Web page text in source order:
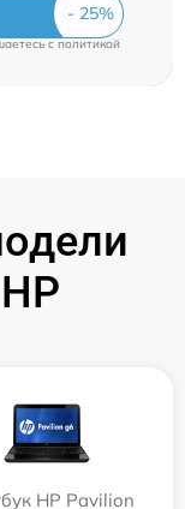
cполитикой
HP Pavilion